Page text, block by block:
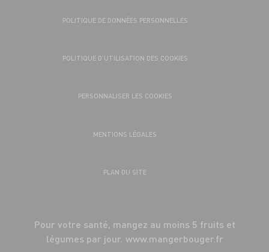
POLITIQUE DE DONNÉES PERSONNELLES
POLITIQUE D’UTILISATION DES COOKIES
PERSONNALISER LES COOKIES
MENTIONS LÉGALES
PLAN DU SITE
Pour votre santé, mangez au moins 5 fruits et
légumes par jour. www.mangerbouger.fr